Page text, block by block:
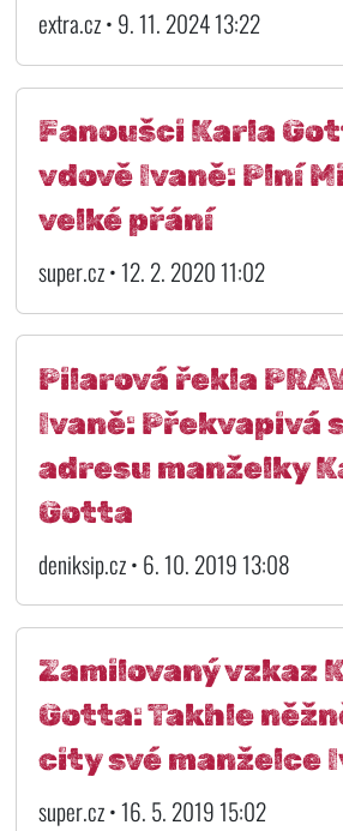
extra.cz • 9. 11. 2024 13:22
Fanoušci Karla
vdově Ivaně: Plní
velké přání
super.cz • 12. 2. 2020 11:02
Pilarová řekla
Ivaně: Překvapivá
adresu manželky
Gotta
deniksip.cz • 6. 10. 2019 13:08
Zamilovaný vzkaz
Gotta: Takhle
city své manželce
super.cz • 16. 5. 2019 15:02